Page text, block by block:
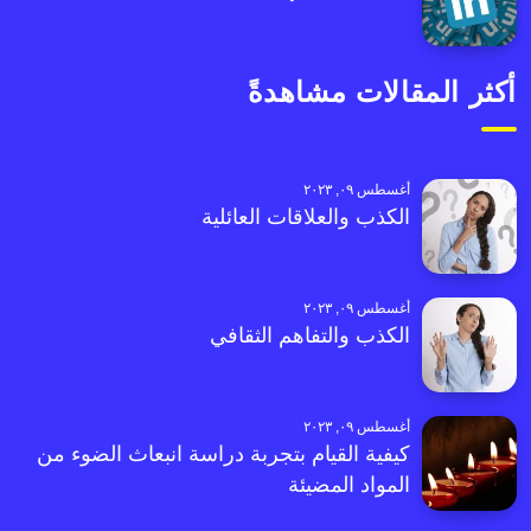
أكثر المقالات مشاهدةً
أغسطس ٠٩, ٢٠٢٣
الكذب والعلاقات العائلية
أغسطس ٠٩, ٢٠٢٣
الكذب والتفاهم الثقافي
أغسطس ٠٩, ٢٠٢٣
كيفية القيام بتجربة دراسة انبعاث الضوء من
المواد المضيئة